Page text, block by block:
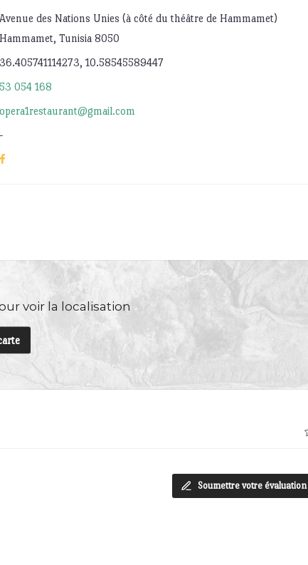
Avenue des Nations Unies (à côté du théâtre de Hammamet)
Hammamet, Tunisia 8050
36.405741114273, 10.58545589447
53 054 168
opera1restaurant@gmail.com
-
voir la localisation
Soumettre votre évaluation